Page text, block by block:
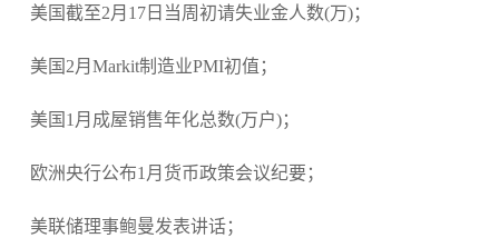
美国截至2月17日当周初请失业金人数(万)；
美国2月Markit制造业PMI初值；
美国1月成屋销售年化总数(万户)；
欧洲央行公布1月货币政策会议纪要；
美联储理事鲍曼发表讲话；